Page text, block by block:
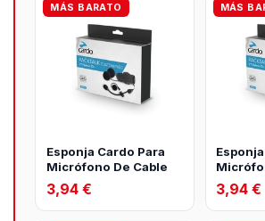
MÁS BARATO
Esponja Cardo Para
Micrófono De Cable
3,94 €
MÁS
3,94 €